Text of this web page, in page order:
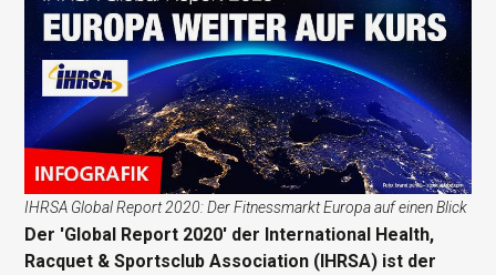
IHRSA Global Report 2020: Der Fitnessmarkt Europa auf einen Blick
Der 'Global Report 2020' der International Health,
Racquet & Sportsclub Association (IHRSA) ist der